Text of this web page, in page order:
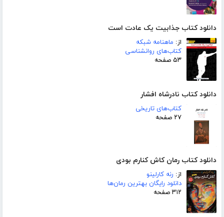
دانلود کتاب جذابیت یک عادت است
از: ماهنامه شبکه
کتاب‌های روانشناسی
۵۳ صفحه
دانلود کتاب نادرشاه افشار
کتاب‌های تاریخی
۲۷ صفحه
دانلود کتاب رمان کاش کنارم بودی
از: رنه کارلینو
دانلود رایگان بهترین رمان‌ها
۳۱۲ صفحه